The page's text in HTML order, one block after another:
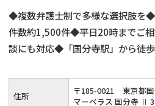
◆複数弁護士制で多様な選択肢を
件数約1,500件◆平日20時までご
談にも対応◆「国分寺駅」から徒
弁護士費用の分割払いも可◆養育
強み◆代理交渉もご対応可
住所 〒185-0021
東京都
マーベラス 国分寺 Ⅱ